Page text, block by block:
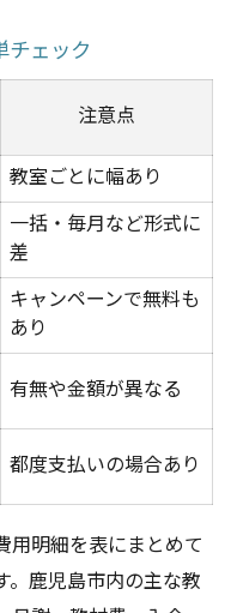
ェック
注意点
教室ごとに幅あり
一括・毎月など形式に
差
キャンペーンで無料も
あり
有無や金額が異なる
都度支払いの場合あり
用明細を表にまとめて
鹿児島市内の主な教